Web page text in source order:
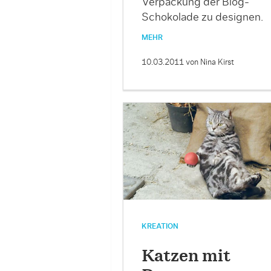
Verpackung der Blog-
Schokolade zu designen.
MEHR
10.03.2011 von Nina Kirst
KREATION
Katzen mit